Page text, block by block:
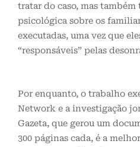
tratar do caso, mas também
psicológica sobre os
executadas, uma vez que
“responsáveis” pelas
Por enquanto, o trabalho
Network e a investigação
Gazeta, que gerou um
300 páginas cada, é a